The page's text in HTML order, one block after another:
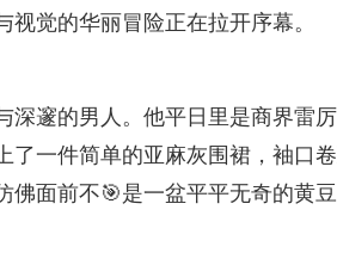
觉的华丽冒险正在拉开序幕。
深邃的男人。他平日里是商界雷
了一件简单的亚麻灰围裙，袖口
面前不🎯是一盆平平无奇的黄